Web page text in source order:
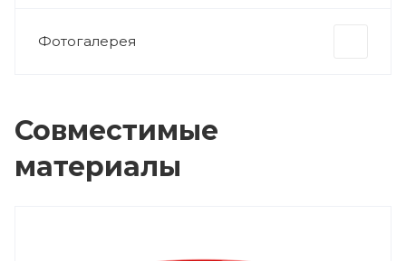
Фотогалерея
Совместимые
материалы